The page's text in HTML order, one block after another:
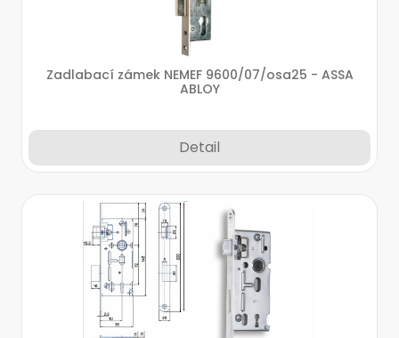
Zadlabací zámek NEMEF 9600/07/osa25 - ASSA
ABLOY
Detail